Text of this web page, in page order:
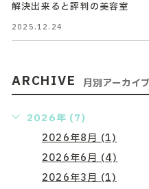
解決出来ると評判の美容室
2025.12.24
ARCHIVE 月別アーカイ
2026年 (7)
2026年8月 (1)
2026年6月 (4)
2026年3月 (1)